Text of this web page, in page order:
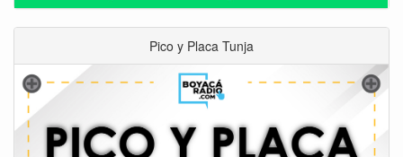
Pico y Placa Tunja